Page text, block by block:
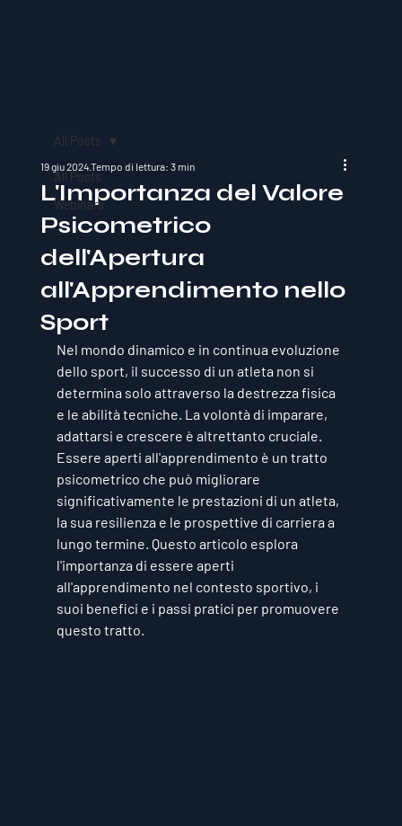
All Posts
Webinars
All Posts
L'Importanza del Valore
Psicometrico
dell'Apertura
all'Apprendimento nello
Sport
19 giu 2024Tempo di lettura: 3 min
Nel mondo dinamico e in continua evoluzione
dello sport, il successo di un atleta non si
determina solo attraverso la destrezza fisica
e le abilità tecniche. La volontà di imparare,
adattarsi e crescere è altrettanto cruciale.
Essere aperti all'apprendimento è un tratto
psicometrico che può migliorare
significativamente le prestazioni di un atleta,
la sua resilienza e le prospettive di carriera a
lungo termine. Questo articolo esplora
l'importanza di essere aperti
all'apprendimento nel contesto sportivo, i
suoi benefici e i passi pratici per promuovere
questo tratto.